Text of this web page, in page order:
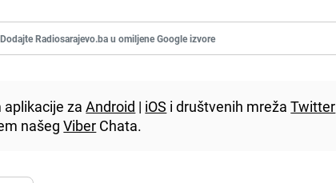
Dodajte Radiosarajevo.ba u omiljene Google izvore
aplikacije zaAndroid | iOS i društvenih mrežaTwitter
našegViber Chata.